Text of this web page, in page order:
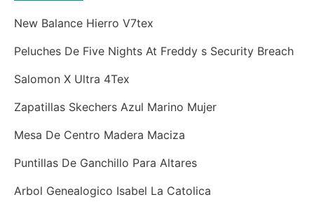
New Balance Hierro V7tex
Peluches De Five Nights At Freddy s Security Breach
Salomon X Ultra 4Tex
Zapatillas Skechers Azul Marino Mujer
Mesa De Centro Madera Maciza
Puntillas De Ganchillo Para Altares
Arbol Genealogico Isabel La Catolica